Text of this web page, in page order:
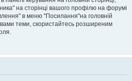
на сторінці вашого профілю на форумі
в меню "Посилання"на головній
вами теми, скористайтесь розширеним